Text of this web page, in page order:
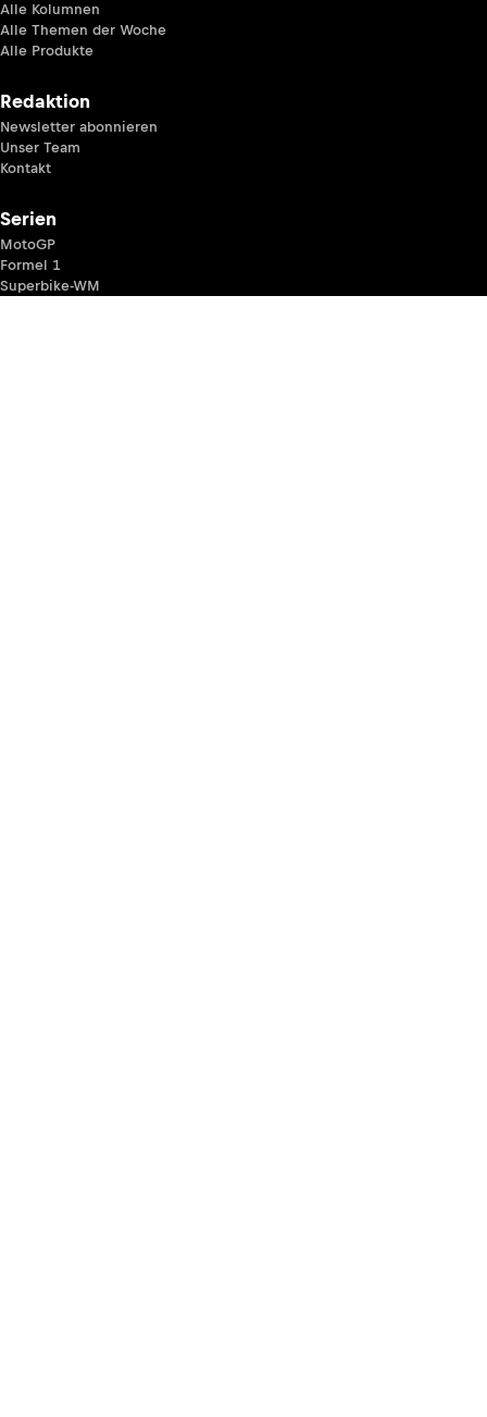
Alle Kolumnen
Alle Themen der Woche
Alle Produkte
Redaktion
Newsletter abonnieren
Unser Team
Kontakt
Serien
MotoGP
Formel 1
Superbike-WM